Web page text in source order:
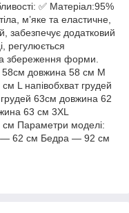
✅ Матеріал:95%
м’яке та еластичне,
забезпечує додатковий
регулюється
збереження форми.
58см довжина 58 см M
L напівобхват грудей
63cм довжина 62
63 см 3XL
см Параметри моделі:
— 62 см Бедра — 92 см